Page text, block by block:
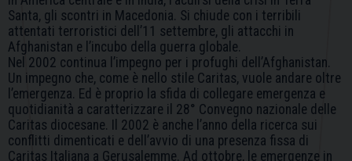
Santa, gli scontri in Macedonia. Si chiude con i terribili
attentati terroristici dell’11 settembre, gli attacchi in
Afghanistan e l’incubo della guerra globale.
Nel 2002 continua l’impegno per i profughi dell’Afghanistan.
Un impegno che, come è nello stile Caritas, vuole andare oltre
l’emergenza. Ed è proprio la sfida di collegare emergenza e
quotidianità a caratterizzare il 28° Convegno nazionale delle
Caritas diocesane. Il 2002 è anche l’anno della ricerca sui
conflitti dimenticati e dell’avvio di una presenza fissa di
Caritas Italiana a Gerusalemme. Ad ottobre, le emergenze in